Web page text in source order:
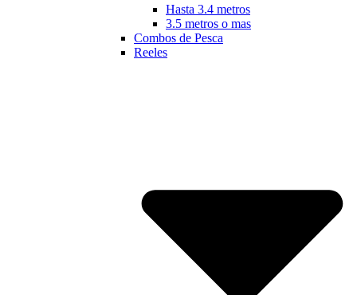
Hasta 3.4 metros
3.5 metros o mas
Combos de Pesca
Reeles